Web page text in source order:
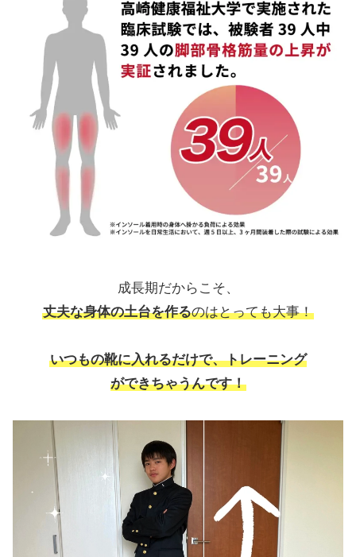
成長期だからこそ、
丈夫な身体の土台を作るのはとっても大事！
いつもの靴に入れるだけで、トレーニング
ができちゃうんです！